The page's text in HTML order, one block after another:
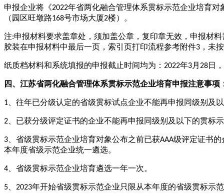
申报企业将《2022年省两化融合管理体系贯标示范企业培育
（园区旺墩路168号市场大厦2楼）。
注:申报材料要求盖章处，须加盖公章，复印章无效，申报材
胶装在申报材料中最后一页，索引页打印流程参考附件3，未
纸质档材料和系统填报的申报截止时间均为： 2022年3月28日
四、江苏省两化融合管理体系贯标示范企业培育申报注意事项
1、往年已分级认定的省级贯标试点企业不能再申报同级别及
2、已获分级评定证书的企业不能再申报同级别及以下的贯标
3、省级贯标示范企业培育对象公布之前已获AAA级评定证书
本年度省级示范企业统一遴选。
4、省级贯标示范企业培育遴选一年一次。
5、2023年开始省级贯标示范企业只限从本年度的省级贯标示